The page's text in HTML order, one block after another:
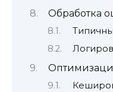
Обработка